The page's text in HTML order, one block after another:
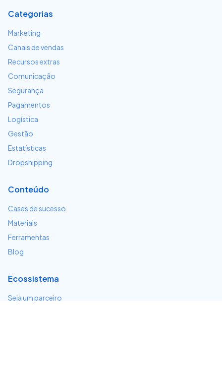
Categorias
Marketing
Canais de vendas
Recursos extras
Comunicação
Segurança
Pagamentos
Logística
Gestão
Estatísticas
Dropshipping
Conteúdo
Cases de sucesso
Materiais
Ferramentas
Blog
Ecossistema
Seja um parceiro